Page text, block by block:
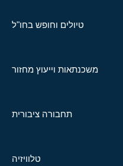
טיולים וחופש בחו"ל
משכנתאות וייעוץ מחזור
תחבורה ציבורית
טלוויזיה